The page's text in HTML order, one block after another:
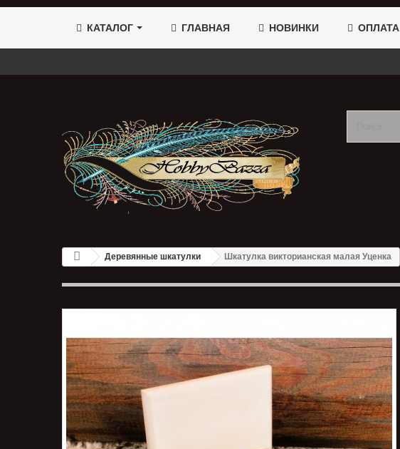
КАТАЛОГ ГЛАВНАЯ НОВИНКИ ОПЛАТА
Деревянные шкатулки Шкатулка викторианская малая Уценка